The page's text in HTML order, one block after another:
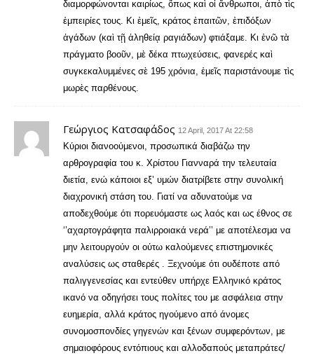
διαμορφώνονται καιρίως, ὅπως καὶ οἱ ἄνθρωποι, ἀπὸ τὶς
ἐμπειρίες τους. Κι ἐμεῖς, κράτος ἐπαιτῶν, ἐπιδόξων
ἀγάδων (καὶ τῇ ἀληθείᾳ ραγιάδων) φτιάξαμε. Κι ἐνῶ τὰ
πράγματο βοοῦν, μὲ δέκα πτωχεύσεις, φανερές καὶ
συγκεκαλυμμένες σὲ 195 χρόνια, ἐμεῖς παριστάνουμε τὶς
μωρὲς παρθένους.
Γεώργιος Κατσαφάδος 12 April, 2017 At 22:58
Κύριοι διανοούμενοι, προσωπικά διαβάζω την
αρθρογραφία του κ. Χρίστου Γιανναρά την τελευταία
διετία, ενώ κάποιοι εξ’ υμών διατρίβετε στην συνολική
διαχρονική στάση του. Γιατί να αδυνατούμε να
αποδεχθούμε ότι πορευόμαστε ως λαός και ως έθνος σε
‘’αχαρτογράφητα παλιρροιακά νερά’’ με αποτέλεσμα να
μην λειτουργούν οι ούτω καλούμενες επιστημονικές
αναλύσεις ως σταθερές . Ξεχνούμε ότι ουδέποτε από
παλιγγενεσίας και εντεύθεν υπήρχε Ελληνικό κράτος
ικανό να οδηγήσει τους πολίτες του με ασφάλεια στην
ευημερία, αλλά κράτος ηγούμενο από άνομες
συνομοσπονδίες γηγενών και ξένων συμφερόντων, με
σημαιοφόρους εντόπιους και αλλοδαπούς μεταπράτες/